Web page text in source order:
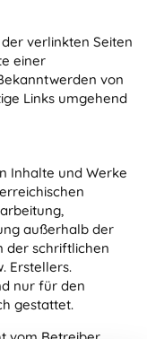
verlinkten Seiten
einer
von
Links umgehend
Inhalte und Werke
außerhalb der
der schriftlichen
Erstellers.
nur für den
gestattet.